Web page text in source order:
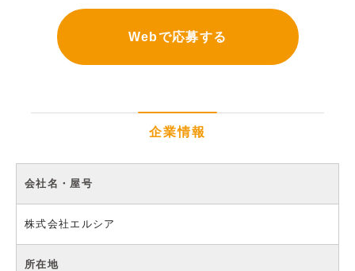
Webで応募する
企業情報
会社名・屋号
株式会社エルシア
所在地